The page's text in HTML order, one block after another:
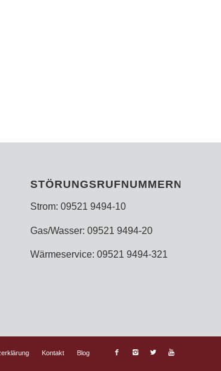
STÖRUNGSRUFNUMMERN
Strom: 09521 9494-10
Gas/Wasser: 09521 9494-20
Wärmeservice: 09521 9494-321
Kontakt Blog